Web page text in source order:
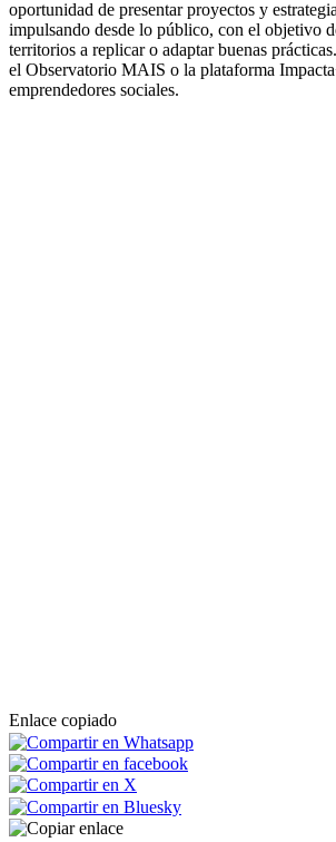
oportunidad de presentar proyectos y
impulsando desde lo público, con el objetivo
territorios a replicar o adaptar buenas
el Observatorio MAIS o la plataforma
emprendedores sociales.
Enlace copiado